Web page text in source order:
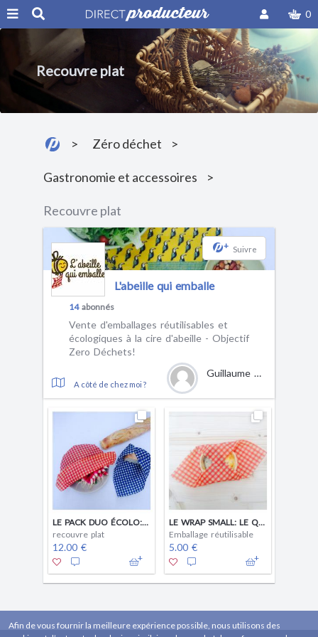
0
Recouvre plat
Zéro déchet
Gastronomie et accessoires
Recouvre plat
+ Suivre
L'abeille qui emballe
14abonnés
Vente d'emballages réutilisables et
écologiques à la cire d'abeille - Objectif
Zero Déchets!
A côté de chez moi ?
Guillaume Willm
LE PACK DUO ÉCOLO: 2 WRAPS TAILLE MÉDIUM
recouvre plat
12.00 €
LE WRAP SMALL: LE QUOTIDIEN
Emballage réutilisable
5.00 €
Afin de vous fournir la meilleure expérience possible, nous utilisons des